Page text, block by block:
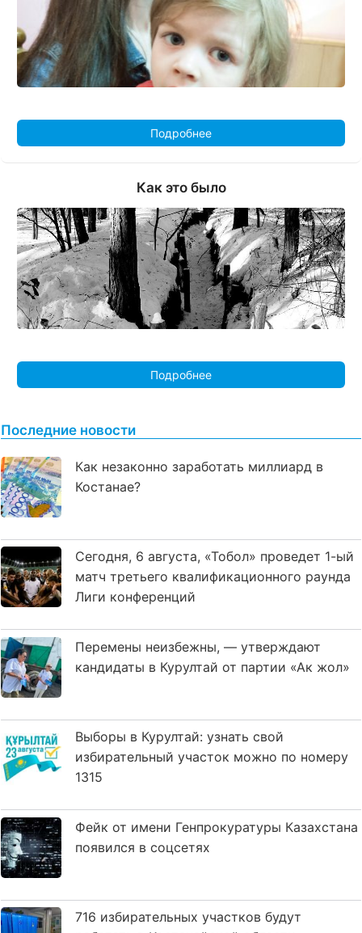
Подробнее
Как это было
Подробнее
Последние новости
Как незаконно заработать миллиард в
Костанае?
Сегодня, 6 августа, «Тобол» проведет 1-ый
матч третьего квалификационного раунда
Лиги конференций
Перемены неизбежны, — утверждают
кандидаты в Курултай от партии «Ак жол»
Выборы в Курултай: узнать свой
избирательный участок можно по номеру
1315
Фейк от имени Генпрокуратуры Казахстана
появился в соцсетях
716 избирательных участков будут